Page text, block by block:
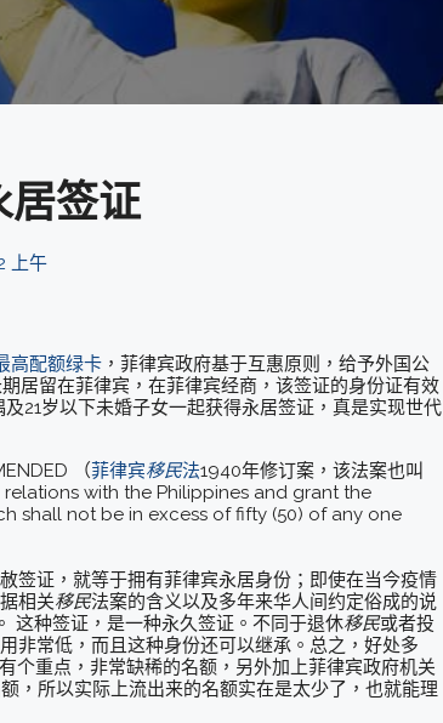
居签证
上午
高配额绿卡，菲律宾政府基于互惠原则，给予外国公
居留在菲律宾，在菲律宾经商，该签证的身份证有效
21岁以下未婚子女一起获得永居签证，真是实现世代
（菲律宾移民法1940年修订案，该法案也叫
with the Philippines and grant the
shall not be in excess of fifty (50) of any one
签证，就等于拥有菲律宾永居身份；即使在当今疫情
相关移民法案的含义以及多年来华人间约定俗成的说
这种签证，是一种永久签证。不同于退休移民或者投
非常低，而且这种身份还可以继承。总之，好处多
个重点，非常缺稀的名额，另外加上菲律宾政府机关
，所以实际上流出来的名额实在是太少了，也就能理